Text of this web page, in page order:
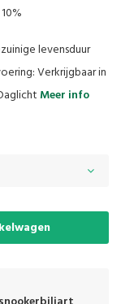
10%
levensduur
Verkrijgbaar in
Meer info